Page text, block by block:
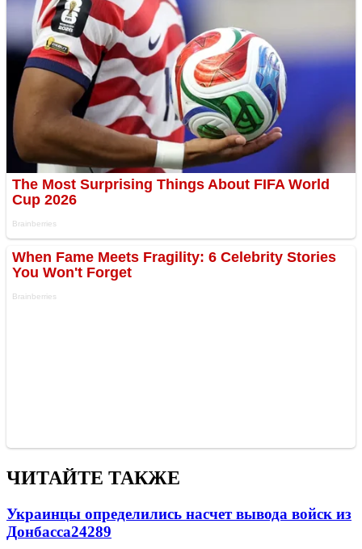
ЧИТАЙТЕ ТАКЖЕ
Украинцы определились насчет вывода войск из
Донбасса24289